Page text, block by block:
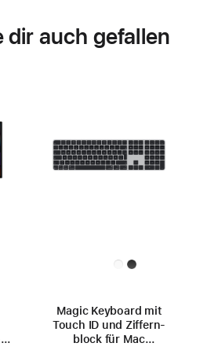
dir auch gefallen
Magic Keyboard mit
Touch ID und Ziffern­
block für Mac